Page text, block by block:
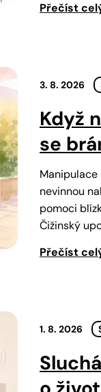
Přečíst
3. 8. 2026
Když
se
Manipulace
nevinnou
pomoci
Čižinský
Přečíst
1. 8. 2026